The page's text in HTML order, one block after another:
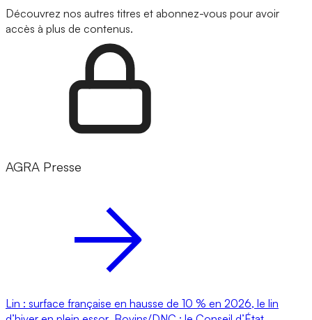
Découvrez nos autres titres et abonnez-vous pour avoir
accès à plus de contenus.
AGRA Presse
Lin : surface française en hausse de 10 % en 2026, le lin